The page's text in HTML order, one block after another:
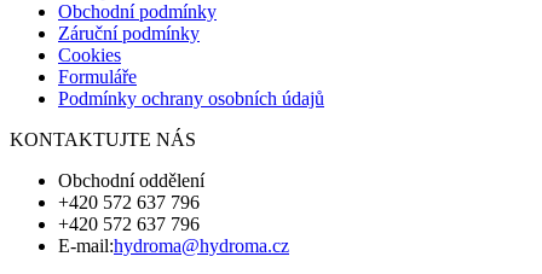
Obchodní podmínky
Záruční podmínky
Cookies
Formuláře
Podmínky ochrany osobních údajů
KONTAKTUJTE NÁS
Obchodní oddělení
+420 572 637 796
+420 572 637 796
E-mail:hydroma@hydroma.cz